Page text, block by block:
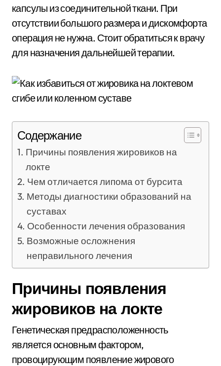
капсулы из соединительной ткани. При
отсутствии большого размера и дискомфорта
операция не нужна. Стоит обратиться к врачу
для назначения дальнейшей терапии.
Содержание
Причины появления жировиков на
локте
Чем отличается липома от бурсита
Методы диагностики образований на
суставах
Особенности лечения образования
Возможные осложнения
неправильного лечения
Причины появления
жировиков на локте
Генетическая предрасположенность
является основным фактором,
провоцирующим появление жирового